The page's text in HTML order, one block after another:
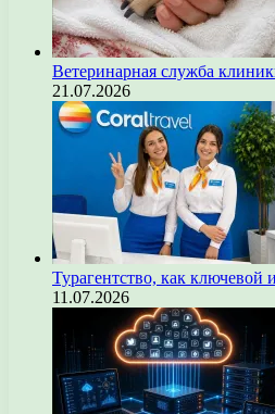
Ветеринарная служба
21.07.2026
Турагентство, как ключевой
11.07.2026